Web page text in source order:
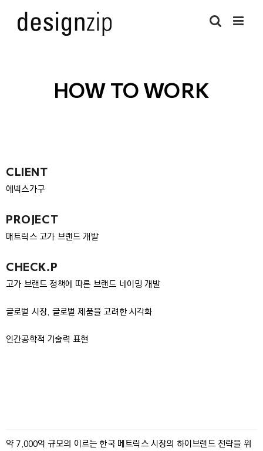
HOW TO WORK
CLIENT
에넥스가구
PROJECT
매트릭스 고가 브랜드 개발
CHECK.P
고가 브랜드 정책에 따른 브랜드 네이밍 개발
글로벌 시장, 글로벌 제품을 고려한 시각화
인간공학적 기술력 표현
약 7,000억 규모의 이르는 한국 메트릭스 시장의 하이브랜드 전략을 위